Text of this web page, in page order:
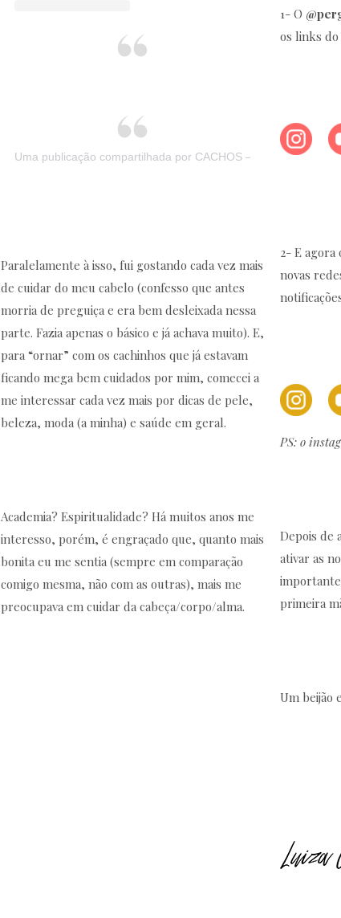
Uma publicação compartilhada por CACHOS – BELEZA –
Paralelamente à isso, fui gostando cada vez mais
de cuidar do meu cabelo (confesso que antes
morria de preguiça e era bem desleixada nessa
parte. Fazia apenas o básico e já achava muito). E,
para “ornar” com os cachinhos que já estavam
ficando mega bem cuidados por mim, comecei a
me interessar cada vez mais por dicas de pele,
beleza, moda (a minha) e saúde em geral.
Academia? Espiritualidade? Há muitos anos me
interesso, porém, é engraçado que, quanto mais
bonita eu me sentia (sempre em comparação
comigo mesma, não com as outras), mais me
preocupava em cuidar da cabeça/corpo/alma.
1- O
os links
2- E agora
novas
PS: o
Depois de
ativar as
primeira
Um beijão